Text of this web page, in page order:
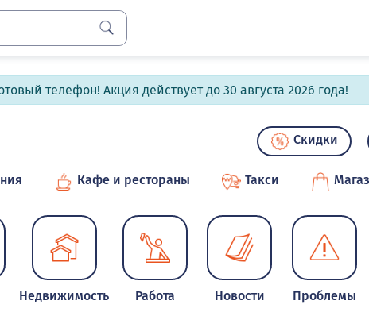
телефон! Акция действует до 30 августа 2026 года!
Скидки
Кафе и рестораны Такси
Недвижимость Работа Новости Проблемы